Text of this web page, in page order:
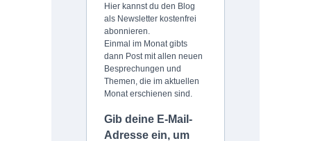
Hier kannst du den Blog
als Newsletter kostenfrei
abonnieren.
Einmal im Monat gibts
dann Post mit allen neuen
Besprechungen und
Themen, die im aktuellen
Monat erschienen sind.
Gib deine E-Mail-
Adresse ein, um